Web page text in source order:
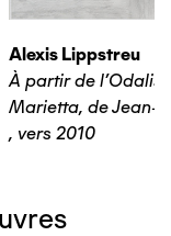
Alexis Lippstreu
À partir de
Marietta, de Jean-
, vers 2010